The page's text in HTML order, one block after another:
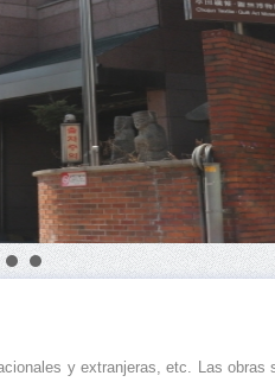
y extranjeras, etc. Las